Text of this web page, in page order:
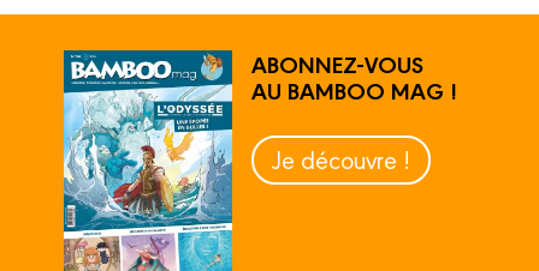
ABONNEZ-VOUS
AU BAMBOO MAG !
Je découvre !